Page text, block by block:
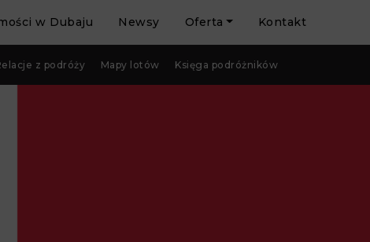
w Dubaju Newsy Oferta Kontakt
z podróży Mapy lotów Księga podróżników